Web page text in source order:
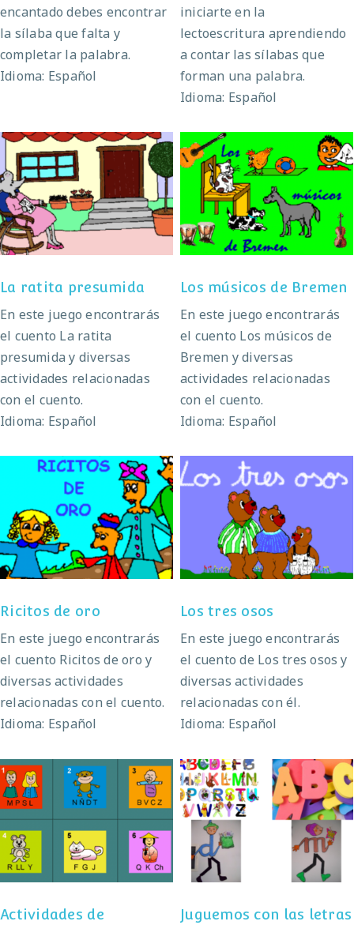
encantado debes encontrar
la sílaba que falta y
completar la palabra.
Idioma: Español
iniciarte en la
lectoescritura aprendiendo
a contar las sílabas que
forman una palabra.
Idioma: Español
La ratita presumida
La ratita presumida
En este juego encontrarás
el cuento La ratita
presumida y diversas
actividades relacionadas
con el cuento.
Idioma: Español
Los músicos de
Bremen
Los músicos de Bremen
En este juego encontrarás
el cuento Los músicos de
Bremen y diversas
actividades relacionadas
con el cuento.
Idioma: Español
Ricitos de oro
Ricitos de oro
En este juego encontrarás
el cuento Ricitos de oro y
diversas actividades
relacionadas con el cuento.
Idioma: Español
Los tres osos
Los tres osos
En este juego encontrarás
el cuento de Los tres osos y
diversas actividades
relacionadas con él.
Idioma: Español
Actividades de
lectoescritura
Actividades de
Juguemos con las
Juguemos con las letras